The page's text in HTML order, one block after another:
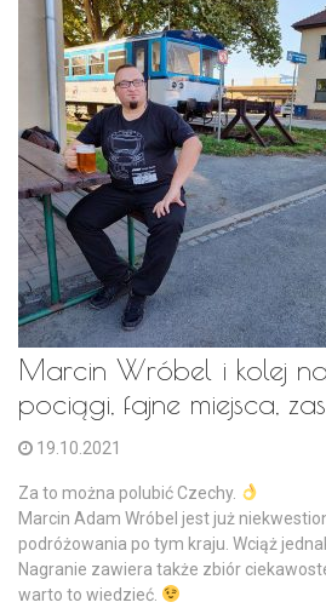
Marcin Wróbel i kolej
pociągi, fajne miejsca,
19.10.2021
Za to można polubić Czechy.
Marcin Adam Wróbel jest już
podróżowania po tym kraju. Wciąż
Nagranie zawiera także zbiór
warto to wiedzieć.